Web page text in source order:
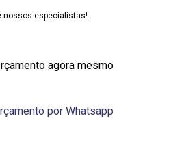
nossos especialistas!
agora mesmo
por Whatsapp